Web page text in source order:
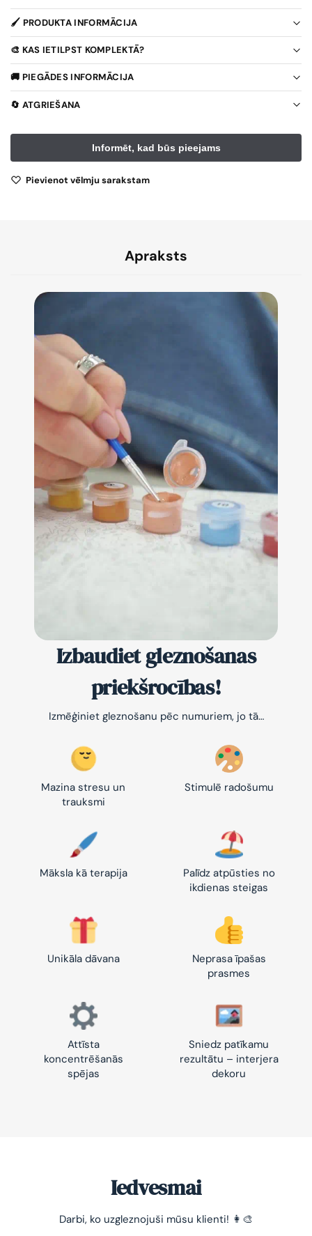
🖌️ PRODUKTA INFORMĀCIJA
🎨 KAS IETILPST KOMPLEKTĀ?
🚚 PIEGĀDES INFORMĀCIJA
🔄 ATGRIEŠANA
Pievienot vēlmju sarakstam
Apraksts
Izbaudiet gleznošanas
priekšrocības!
Izmēģiniet gleznošanu pēc numuriem, jo tā…
Mazina stresu un
trauksmi
Stimulē radošumu
Māksla kā terapija
Palīdz atpūsties no
ikdienas steigas
Unikāla dāvana
Neprasa īpašas
prasmes
Attīsta
koncentrēšanās
spējas
Sniedz patīkamu
rezultātu – interjera
dekoru
Iedvesmai
Darbi, ko uzgleznojuši mūsu klienti! 👩‍🎨